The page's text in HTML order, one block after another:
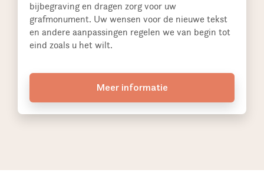
bijbegraving en dragen zorg voor uw
grafmonument. Uw wensen voor de nieuwe tekst
en andere aanpassingen regelen we van begin tot
eind zoals u het wilt.
Meer informatie